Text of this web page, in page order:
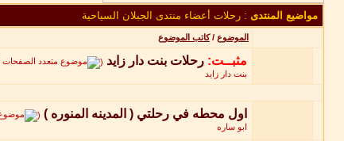
مواضيع المنتدى : رحلات أعضاء منتدى الجبلان السياحية
الموضوع /كاتب الموضوع
مثبــت: رحلات بنت دار زايد (
بنت دار زايد
اول محطه في رحلتي ( المدينه المنوره ) (
ابو ساره